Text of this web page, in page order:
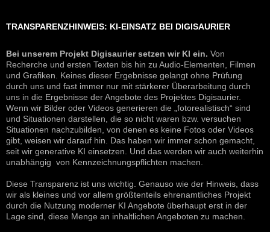
TRANSPARENZHINWEIS: KI-EINSATZ BEI DIGISAURIER
Bei unserem Projekt Digisaurier setzen wir KI ein. Von
Recherche und ersten Texten bis hin zu Audio-Elementen, Filmen
und Grafiken. Keines dieser Ergebnisse gelangt ohne Prüfung
durch uns und fast immer nur mit stärkerer Überarbeitung durch
uns in die Ergebnisse der Angebote des Projektes Digisaurier.
Wenn wir Bilder oder Videos generieren die „fotorealistisch“ sind
und Situationen darstellen, die so nicht waren bzw. versuchen
Situationen nachzubilden, von denen es keine Fotos oder Videos
gibt, weisen wir darauf hin. Das haben wir immer schon gemacht,
seit wir generative KI einsetzen. Und das werden wir auch weiterhin
unabhängig von Kennzeichnungspflichten machen.
Diese Transparenz ist uns wichtig. Genauso wie der Hinweis, dass
wir als kleines und vor allem größtenteils ehrenamtliches Projekt
durch die Nutzung moderner KI Angebote überhaupt erst in der
Lage sind, diese Menge an inhaltlichen Angeboten zu machen.